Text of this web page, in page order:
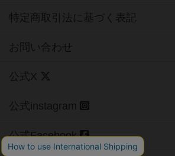
特定商取引法に基づく表記
お問い合わせ
公式X
公式instagram
公式Facebook